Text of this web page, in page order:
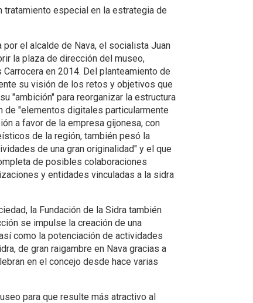
tratamiento especial en la estrategia de
por el alcalde de Nava, el socialista Juan
la plaza de dirección del museo,
en 2014. Del planteamiento de
su visión de los retos y objetivos que
"ambición" para reorganizar la estructura
de "elementos digitales particularmente
a favor de la empresa gijonesa, con
de la región, también pesó la
de una gran originalidad" y el que
de posibles colaboraciones
y entidades vinculadas a la sidra
la Fundación de la Sidra también
se impulse la creación de una
como la potenciación de actividades
de gran raigambre en Nava gracias a
en el concejo desde hace varias
para que resulte más atractivo al